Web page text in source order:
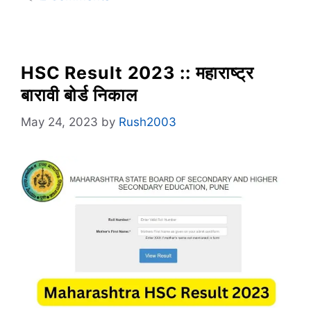
HSC Result 2023 :: महाराष्ट्र
बारावी बोर्ड निकाल
May 24, 2023 by Rush2003